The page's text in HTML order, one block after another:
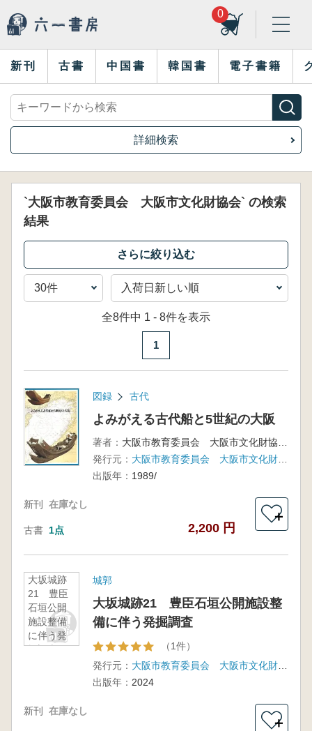
0
新刊 古書 中国書 韓国書 電子書籍
詳細検索
`大阪市教育委員会 大阪市文化財協会` の検索
結果
全8件中 1 - 8件を表示
1
図録 古代
よみがえる古代船と5世紀の大阪
著者：
発行元：
大阪市教育委員会 大阪市文化財協会
出版年： 1989/
新刊 在庫なし
古書 1点 2,200 円
＋
大坂城跡
21 豊臣
石垣公開
施設整備
に伴う発
掘調査
城郭
大坂城跡21 豊臣石垣公開施設整
備に伴う発掘調査
（1件）
発行元：
大阪市教育委員会 大阪市文化財協会
出版年： 2024
新刊 在庫なし
＋